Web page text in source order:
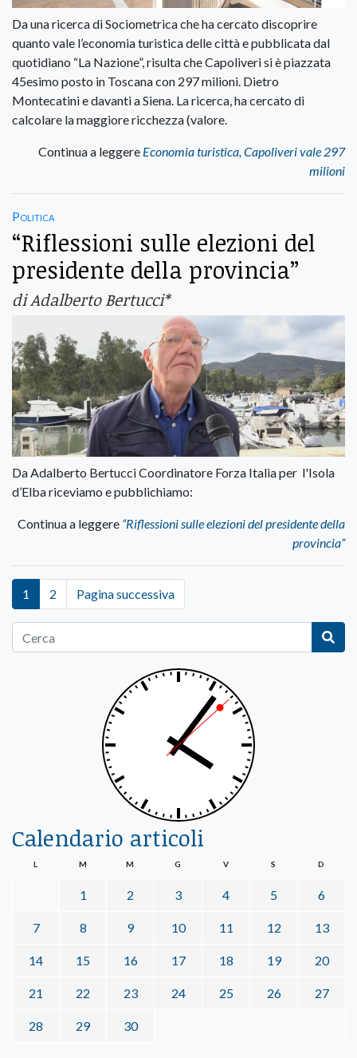
Da una ricerca di Sociometrica che ha cercato discoprire
quanto vale l’economia turistica delle città e pubblicata dal
quotidiano “La Nazione”, risulta che Capoliveri si è piazzata
45esimo posto in Toscana con 297 milioni. Dietro
Montecatini e davanti a Siena. La ricerca, ha cercato di
calcolare la maggiore ricchezza (valore.
Continua a leggere Economia turistica, Capoliveri vale 297
milioni
Politica
“Riflessioni sulle elezioni del
presidente della provincia”
di Adalberto Bertucci*
Da Adalberto Bertucci Coordinatore Forza Italia per l'Isola
d’Elba riceviamo e pubblichiamo:
Continua a leggere “Riflessioni sulle elezioni del presidente della
provincia”
1 2 Pagina successiva
Calendario articoli
L M M G V S D
1 2 3 4 5 6
7 8 9 10 11 12 13
14 15 16 17 18 19 20
21 22 23 24 25 26 27
28 29 30